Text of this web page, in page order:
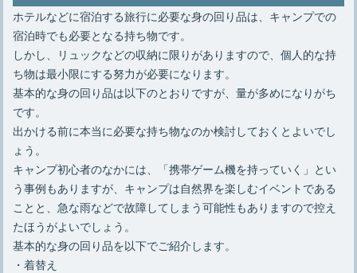
ホテルなどに宿泊する旅行に必要な身の回り品は、キャンプでの
宿泊時でも必要となる持ち物です。
しかし、リュックなどの収納に限りがありますので、個人的な持
ち物は最小限にする努力が必要になります。
基本的な身の回り品は以下のとおりですが、量が多めになりがち
です。
出かける前に本当に必要な持ち物なのか検討しておくとよいでし
ょう。
キャンプ初心者のなかには、「携帯ゲーム機を持っていく」とい
う事例もありますが、キャンプは自然界を楽しむイベントである
ことと、急な雨などで故障してしまう可能性もありますので控え
たほうがよいでしょう。
基本的な身の回り品を以下でご紹介します。
・着替え